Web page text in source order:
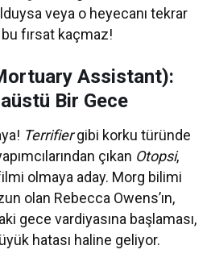
veya o heyecanı tekrar
fırsat kaçmaz!
Assistant):
Bir Gece
Terrifiergibi korku türünde
çıkan Otopsi,
olmaya aday. Morg bilimi
olan Rebecca Owens’ın,
gece vardiyasına başlaması,
hatası haline geliyor.